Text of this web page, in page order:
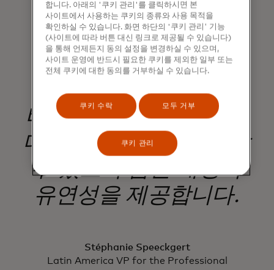
교육 기회, 그리고
라틴아메리카의 뷰티
전문가들이 자신의
기술에 투자하고
비즈니스를 성장시키며
디지털 경제에서 번창할
수 있도록 돕는 재정적
유연성을 제공합니다.
Stéphanie Speeckgert
Latin America VP for the Professional
합니다. 아래의 '쿠키 관리'를 클릭하시면 본
사이트에서 사용하는 쿠키의 종류와 사용 목적을
확인하실 수 있습니다. 화면 하단의 '쿠키 관리' 기능
(사이트에 따라 버튼 대신 링크로 제공될 수 있습니다)
을 통해 언제든지 동의 설정을 변경하실 수 있으며,
사이트 운영에 반드시 필요한 쿠키를 제외한 일부 또는
전체 쿠키에 대한 동의를 거부하실 수 있습니다.
쿠키 수락 모두 거부
쿠키 관리